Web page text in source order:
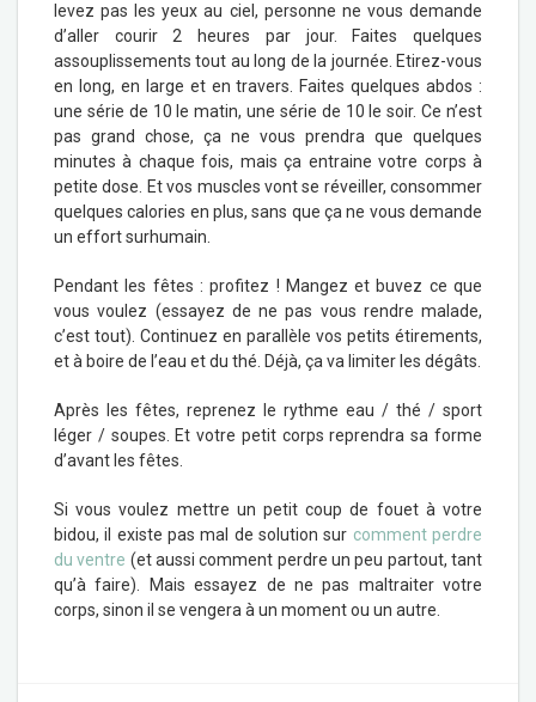
levez pas les yeux au ciel, personne ne vous demande
d’aller courir 2 heures par jour. Faites quelques
assouplissements tout au long de la journée. Etirez-vous
en long, en large et en travers. Faites quelques abdos :
une série de 10 le matin, une série de 10 le soir. Ce n’est
pas grand chose, ça ne vous prendra que quelques
minutes à chaque fois, mais ça entraine votre corps à
petite dose. Et vos muscles vont se réveiller, consommer
quelques calories en plus, sans que ça ne vous demande
un effort surhumain.
Pendant les fêtes : profitez ! Mangez et buvez ce que
vous voulez (essayez de ne pas vous rendre malade,
c’est tout). Continuez en parallèle vos petits étirements,
et à boire de l’eau et du thé. Déjà, ça va limiter les dégâts.
Après les fêtes, reprenez le rythme eau / thé / sport
léger / soupes. Et votre petit corps reprendra sa forme
d’avant les fêtes.
Si vous voulez mettre un petit coup de fouet à votre
bidou, il existe pas mal de solution sur comment perdre
du ventre (et aussi comment perdre un peu partout, tant
qu’à faire). Mais essayez de ne pas maltraiter votre
corps, sinon il se vengera à un moment ou un autre.